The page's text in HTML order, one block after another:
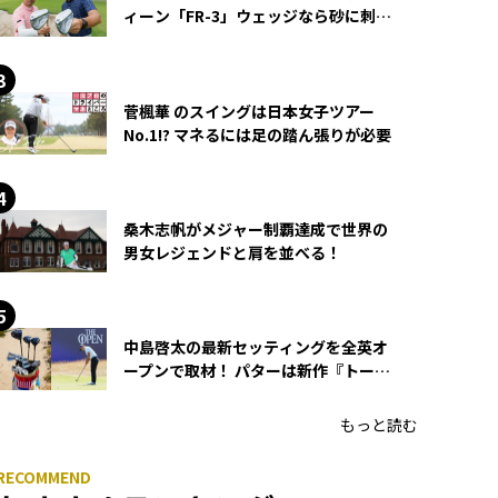
ィーン「FR-3」ウェッジなら砂に刺さ
菅楓華 のスイングは日本女子ツアー
No.1!? マネるには足の踏ん張りが必要
桑木志帆がメジャー制覇達成で世界の
男女レジェンドと肩を並べる！
中島啓太の最新セッティングを全英オ
ープンで取材！ パターは新作『トーチ
もっと読む